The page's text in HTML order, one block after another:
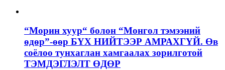
“Морин хуур“ болон “Монгол тэмээний
өдөр”-өөр БҮХ НИЙТЭЭР АМРАХГҮЙ. Өв
соёлоо тунхаглан хамгаалах зорилготой
ТЭМДЭГЛЭЛТ ӨДӨР